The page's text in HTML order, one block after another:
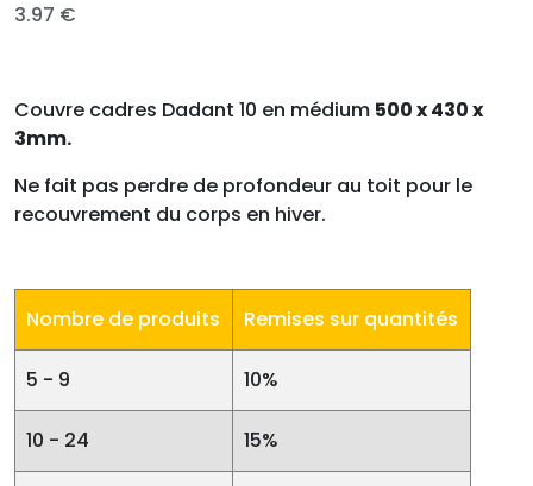
3.97 €
Couvre cadres Dadant 10 en médium 500 x 430 x
3mm.
Ne fait pas perdre de profondeur au toit pour le
recouvrement du corps en hiver.
Nombre de produits Remises sur quantités
5 - 9 10%
10 - 24 15%